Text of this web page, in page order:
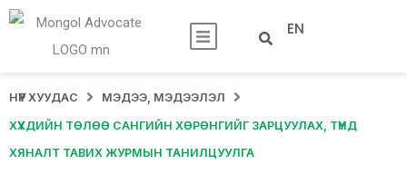
EN
НҮҮР ХУУДАС МЭДЭЭ, МЭДЭЭЛЭЛ
ХҮҮХДИЙН ТӨЛӨӨ САНГИЙН ХӨРӨНГИЙГ ЗАРЦУУЛАХ, ТҮҮНД
ХЯНАЛТ ТАВИХ ЖУРМЫН ТАНИЛЦУУЛГА